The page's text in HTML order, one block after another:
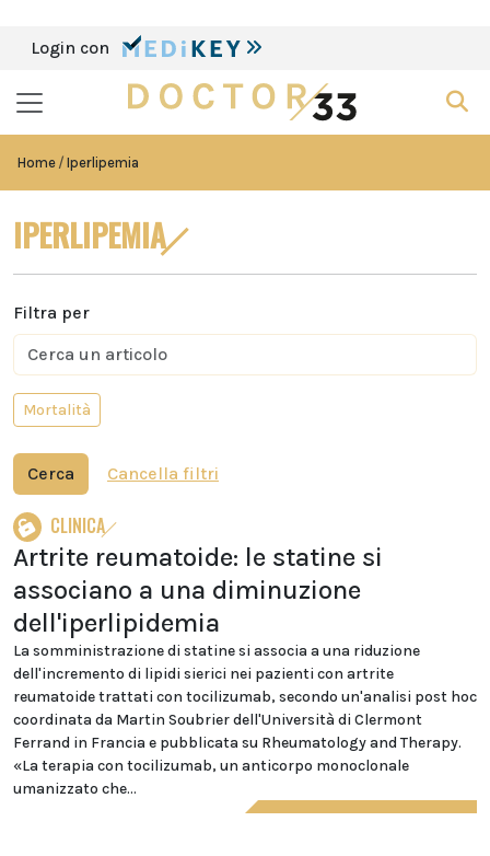
Login con
Home Iperlipemia
IPERLIPEMIA
Filtra per
Mortalità
Cerca Cancella filtri
CLINICA
Artrite reumatoide: le statine si
associano a una diminuzione
dell'iperlipidemia
La somministrazione di statine si associa a una riduzione
dell'incremento di lipidi sierici nei pazienti con artrite
reumatoide trattati con tocilizumab, secondo un'analisi post hoc
coordinata da Martin Soubrier dell'Università di Clermont
Ferrand in Francia e pubblicata su Rheumatology and Therapy.
«La terapia con tocilizumab, un anticorpo monoclonale
umanizzato che...